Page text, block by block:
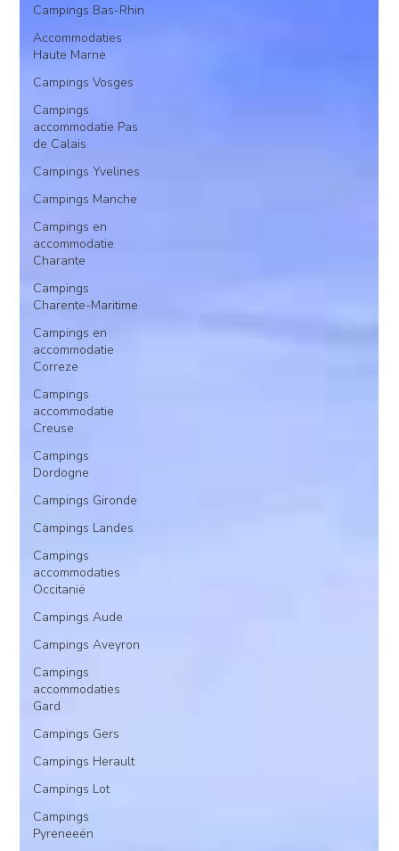
Campings Bas-Rhin
Accommodaties
Haute Marne
Campings Vosges
Campings
accommodatie Pas
de Calais
Campings Yvelines
Campings Manche
Campings en
accommodatie
Charante
Campings
Charente-Maritime
Campings en
accommodatie
Correze
Campings
accommodatie
Creuse
Campings
Dordogne
Campings Gironde
Campings Landes
Campings
accommodaties
Occitanië
Campings Aude
Campings Aveyron
Campings
accommodaties
Gard
Campings Gers
Campings Herault
Campings Lot
Campings
Pyreneeën